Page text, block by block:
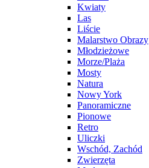
Kwiaty
Las
Liście
Malarstwo Obrazy
Młodzieżowe
Morze/Plaża
Mosty
Natura
Nowy York
Panoramiczne
Pionowe
Retro
Uliczki
Wschód, Zachód
Zwierzęta